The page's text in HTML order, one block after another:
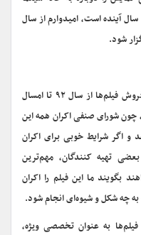
سال آینده است، امیدوارم از سال
شود.
ایل‌بیگی با اشاره به رشد آمار تماشاگران و فروش فیلم‌ها از سال ۹۲ تا امسال
شورای صنفی اکران همه این
و اگر شرایط خوبی برای اکران
تهیه کنندگان، مهم‌ترین
بگویند ما این فیلم را اکران
چه شکل و شیوه‌ای انجام شود.
به عنوان تخصصی ویژه،